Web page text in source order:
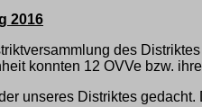
2016
des
konnten 12 OVVe bzw.
unseres Distriktes